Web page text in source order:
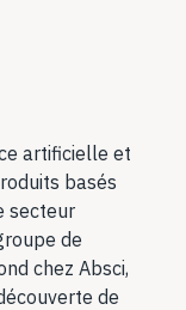
artificielle et
basés
secteur
de
chez Absci,
de